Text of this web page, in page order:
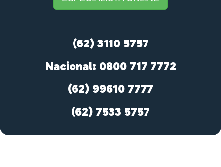
(62) 3110 5757
Nacional: 0800 717 7772
(62) 99610 7777
(62) 7533 5757